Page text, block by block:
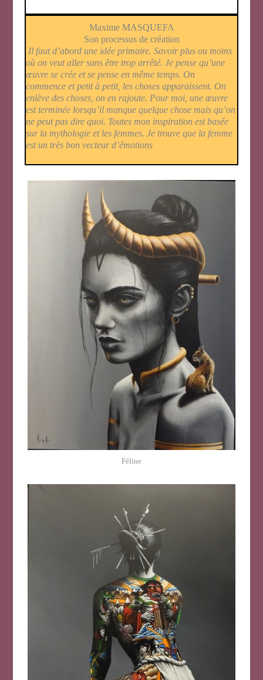
Maxime MASQUEFA
Son processus de création
Il faut d’abord une idée primaire. Savoir plus ou moins
où on veut aller sans être trop arrêté. Je pense qu’une
œuvre se crée et se pense en même temps. On
commence et petit à petit, les choses apparaissent. On
enlève des choses, on en rajoute. Pour moi, une œuvre
est terminée lorsqu’il manque quelque chose mais qu’on
ne peut pas dire quoi. Toutes mon inspiration est basée
sur la mythologie et les femmes. Je trouve que la femme
est un très bon vecteur d’émotions
Féline